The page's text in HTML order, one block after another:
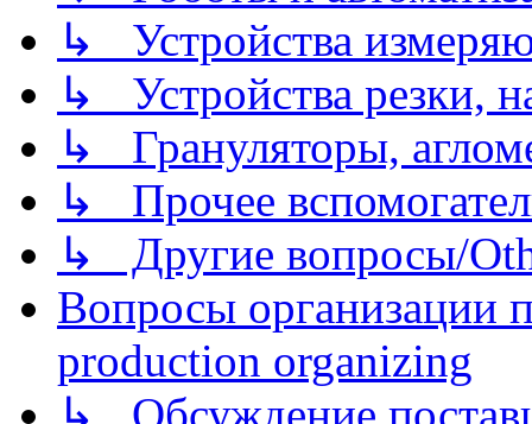
↳ Устройства
↳ Устройства резки,
↳ Грануляторы,
↳ Прочее
↳ Другие вопросы/
Вопросы организации
production organizing
↳ Обсуждение